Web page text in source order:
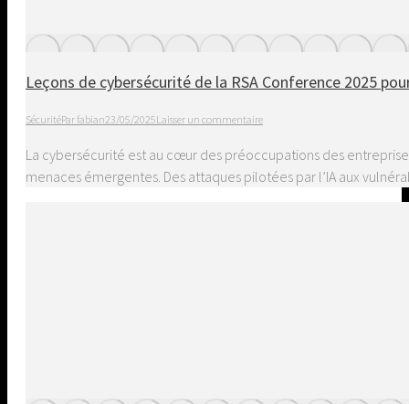
Leçons de cybersécurité de la RSA Conference 2025
SécuritéPar fabian23/05/2025Laisser un commentaire
La cybersécurité est au cœur des préoccupations des
menaces émergentes. Des attaques pilotées par l’IA aux